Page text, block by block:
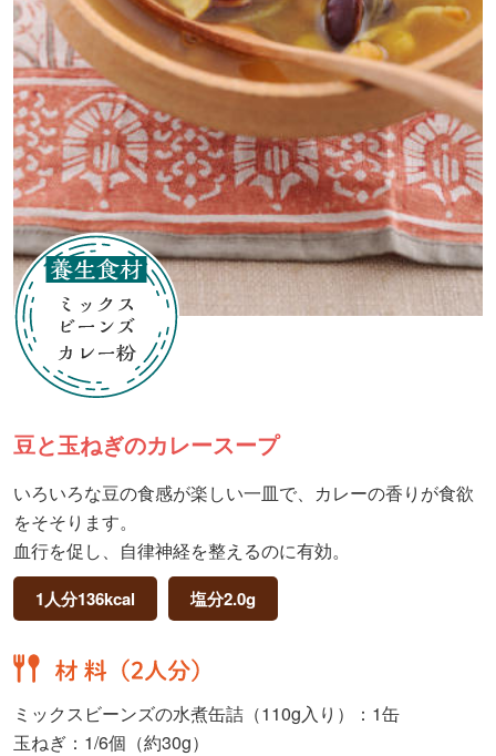
豆と玉ねぎのカレースープ
いろいろな豆の食感が楽しい一皿で、カレーの香りが食欲
をそそります。
血行を促し、自律神経を整えるのに有効。
1人分136kcal 塩分2.0g
ミックスビーンズの水煮缶詰（110g入り）：1缶
玉ねぎ：1/6個（約30g）